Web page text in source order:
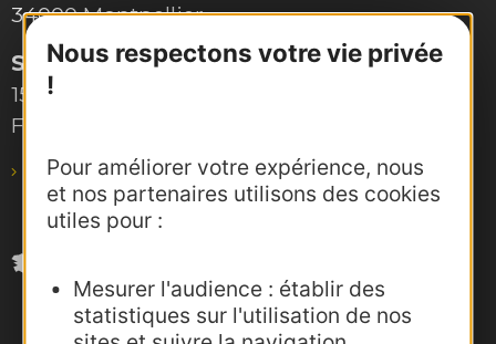
Nous respectons votre vie privée
!
Pour améliorer votre expérience, nous
et nos partenaires utilisons des cookies
utiles pour :
Mesurer l'audience : établir des
statistiques sur l'utilisation de nos
34000 Montpellier
Site de Toulouse
15, rue Rivals – CS 78543
F-31685 Toulouse Cedex 6
pro@agence-adocc.com